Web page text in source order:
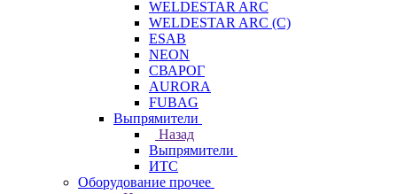
WELDESTAR ARC
WELDESTAR ARC (С)
ESAB
NEON
СВАРОГ
AURORA
FUBAG
Выпрямители
Назад
Выпрямители
ИТС
Оборудование прочее